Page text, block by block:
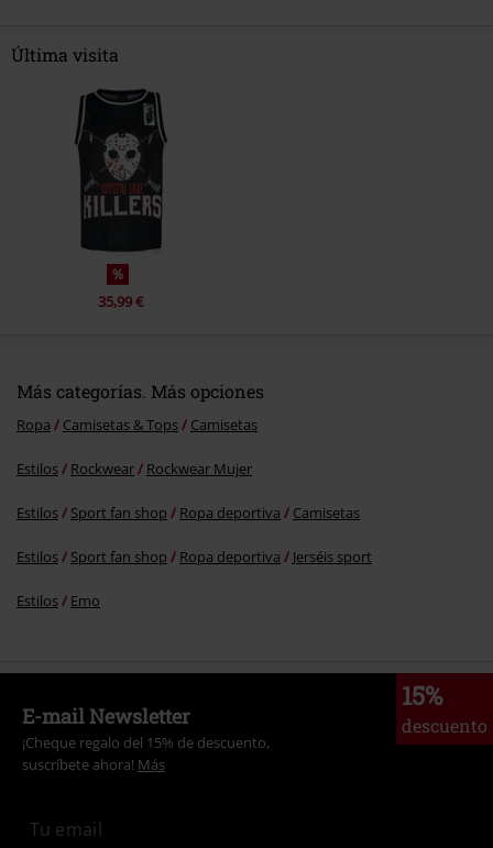
Enviar comentario
Última visita
%
35,99 €
Más categorías. Más opciones
Ropa Camisetas & Tops Camisetas
Estilos Rockwear Rockwear Mujer
Estilos Sport fan shop Ropa deportiva Camisetas
Estilos Sport fan shop Ropa deportiva Jerséis sport
Estilos Emo
15%
descuento
E-mail Newsletter
¡Cheque regalo del 15% de descuento,
suscríbete ahora! Más